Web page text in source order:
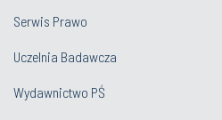
Serwis Prawo
Uczelnia Badawcza
Wydawnictwo PŚ